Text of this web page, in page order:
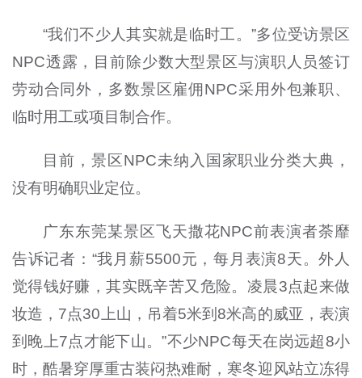
“我们不少人其实就是临时工。”多位受访景区
NPC透露，目前除少数大型景区与演职人员签订
劳动合同外，多数景区雇佣NPC采用外包兼职、
临时用工或项目制合作。
目前，景区NPC未纳入国家职业分类大典，
没有明确职业定位。
广东东莞某景区飞天撒花NPC前表演者荼靡
告诉记者：“我月薪5500元，每月表演8天。外人
觉得钱好赚，其实既辛苦又危险。凌晨3点起来做
妆造，7点30上山，吊着5米到8米高的威亚，表演
到晚上7点才能下山。”不少NPC每天在岗远超8小
时，酷暑穿厚重古装闷热难耐，寒冬迎风站立冻得